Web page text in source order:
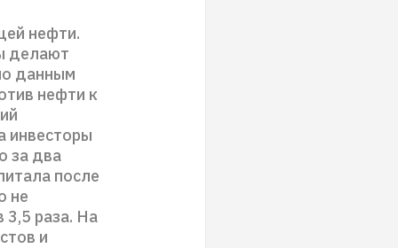
нефти.
делают
данным
нефти к
инвесторы
за два
после
не
3,5 раза. На
и